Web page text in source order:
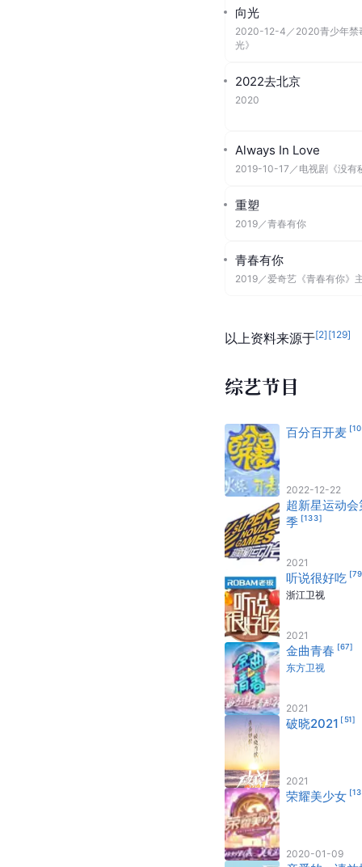
向光
2020-12-4 ／ 2020青少年禁
光》
2022去北京
2020
Always In Love
2019-10-17 ／ 电视剧《没有
重塑
2019 ／青春有你
青春有你
2019 ／爱奇艺《青春有你》
以上资料来源于[2] [129]
综艺节目
百分百开麦 [
2022-12-22
超新星运动会
季 [133]
2021
听说很好吃 [79
浙江卫视
2021
金曲青春 [67]
东方卫视
2021
破晓2021 [51]
2021
荣耀美少女 [
2020-01-09